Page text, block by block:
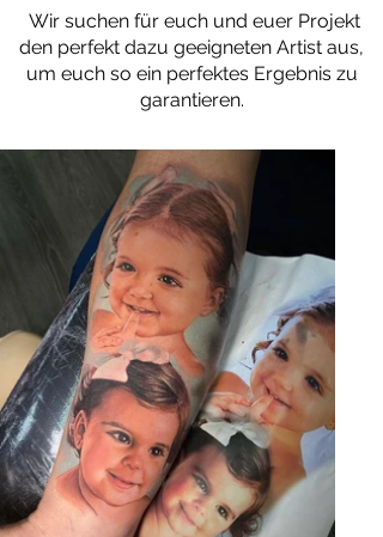
Wir suchen für euch und euer Projekt
den perfekt dazu geeigneten Artist aus,
um euch so ein perfektes Ergebnis zu
garantieren.